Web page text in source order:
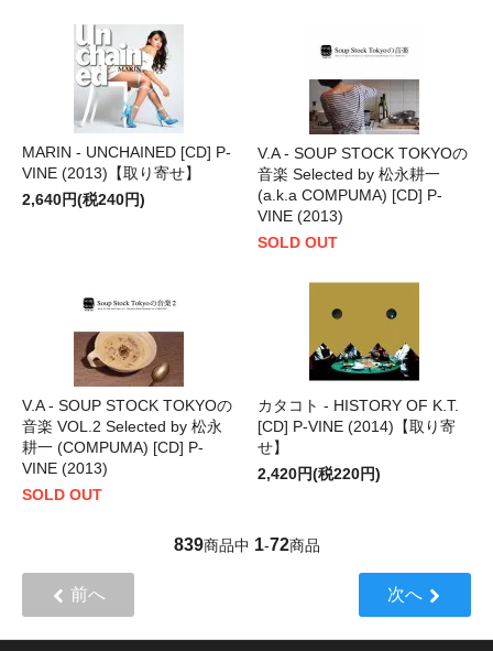
MARIN - UNCHAINED [CD] P-
VINE (2013)【取り寄せ】
2,640円(税240円)
V.A - SOUP STOCK TOKYOの
音楽 Selected by 松永耕一
(a.k.a COMPUMA) [CD] P-
VINE (2013)
SOLD OUT
V.A - SOUP STOCK TOKYOの
音楽 VOL.2 Selected by 松永
耕一 (COMPUMA) [CD] P-
VINE (2013)
SOLD OUT
カタコト - HISTORY OF K.T.
[CD] P-VINE (2014)【取り寄
せ】
2,420円(税220円)
839商品中 1-72商品
前へ 次へ